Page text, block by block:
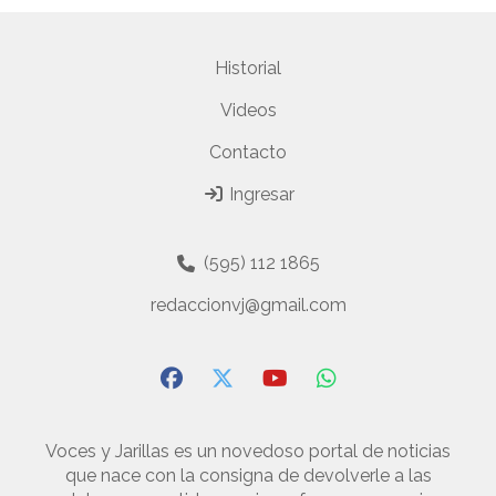
Historial
Videos
Contacto
Ingresar
Voces y Jarillas es un novedoso portal de noticias
que nace con la consigna de devolverle a las
(595) 112 1865
redaccionvj@gmail.com